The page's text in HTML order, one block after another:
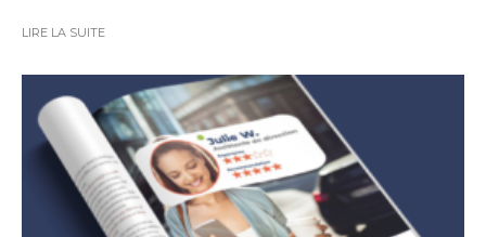
LIRE LA SUITE